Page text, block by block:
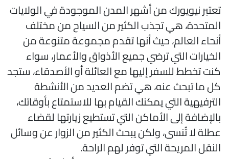
نيويورك من أشهر المدن الموجودة في الولايات
هي تجذب الكثير من السياح من مختلف
العالم، حيث أنها تقدم مجموعة متنوعة من
التي ترضي جميع الأذواق والأعمار، سواء
تخطط للسفر إليها مع العائلة أو الأصدقاء، ستجد
ما تبحث عنه، هي تضم العديد من الأنشطة
التي يمكنك القيام بها للاستمتاع بأوقاتك،
إلى الأماكن التي تستطيع زيارتها لقضاء
لا تُنسى، ولكن يبحث الكثير من الزوار عن وسائل
المريحة التي توفر لهم الراحة.